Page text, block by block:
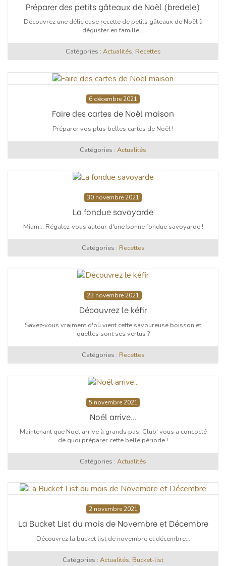
Préparer des petits gâteaux de Noël (bredele)
Découvrez une délicieuse recette de petits gâteaux de Noël à
déguster en famille...
Catégories : Actualités, Recettes
6 décembre 2021
Faire des cartes de Noël maison
Préparer vos plus belles cartes de Noël !
Catégories : Actualités
30 novembre 2021
La fondue savoyarde
Miam... Régalez-vous autour d'une bonne fondue savoyarde !
Catégories : Recettes
23 novembre 2021
Découvrez le kéfir
Savez-vous vraiment d'où vient cette savoureuse boisson et
quelles sont ses vertus ?
Catégories : Recettes
5 novembre 2021
Noël arrive...
Maintenant que Noël arrive à grands pas, Club' vous a concocté
de quoi préparer cette belle période !
Catégories : Actualités
2 novembre 2021
La Bucket List du mois de Novembre et Décembre
Découvrez la bucket list de novembre et décembre...
Catégories : Actualités, Bucket-list